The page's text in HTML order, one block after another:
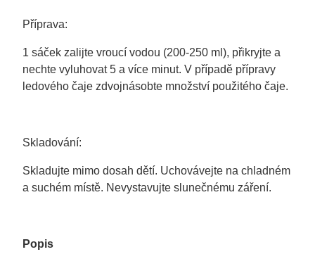
Příprava:
1 sáček zalijte vroucí vodou (200-250 ml), přikryjte a
nechte vyluhovat 5 a více minut. V případě přípravy
ledového čaje zdvojnásobte množství použitého čaje.
Skladování:
Skladujte mimo dosah dětí. Uchovávejte na chladném
a suchém místě. Nevystavujte slunečnému záření.
Popis